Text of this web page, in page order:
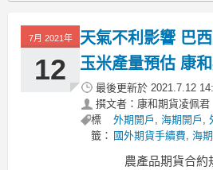
公升價格調降新
按照預測狀況，
7月 2021年
12
天氣不利影響 巴
玉米產量預估 康
最後更新於 2021.7.12
撰文者：康和期貨凌佩君
標
籤：
外期開戶 ,海期開戶 ,
國外期貨手續費,海期
農產品期貨合約